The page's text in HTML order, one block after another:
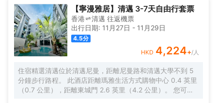
地的熱門娛樂活動，住宿的票務服務可以為您提供幫助。入
住位於法漢的1卧室-平方米|帶1個獨立浴室，無需大包小
包，洗衣服務可確保您的衣服保持乾淨清新。需要放鬆一下
嗎？您的客房可提供客房送餐服務，讓您的入住更加舒適愉
快。 請注意，為確保所有客人能夠享受更新鮮的空氣，住宿
內嚴禁吸煙。每間客房均以舒適為宗旨，提供一系列設施服
提供空調或寢具用品，以確保您的舒適和便利。 部分精選客
房配有室內視頻流媒體、每日報紙或電視，以確保為客人提
供娛樂。 部分客房配備了沖泡咖啡或茶的器具，您的飲用需
【寧漫雅居】清邁 3-7天自由行套票
香港 清邁 往返機票
出行日期: 11月27日 - 11月29日
4.5分
HKD 4,224+/人
住宿精選清邁位於清邁尼曼，距離尼曼路和清邁大學不到 5
分鐘步行路程。 此酒店距離瑪雅生活方式購物中心 0.4 英里
（0.7 公里），距離東城門 2.6 英里（4.2 公里）。 您可充